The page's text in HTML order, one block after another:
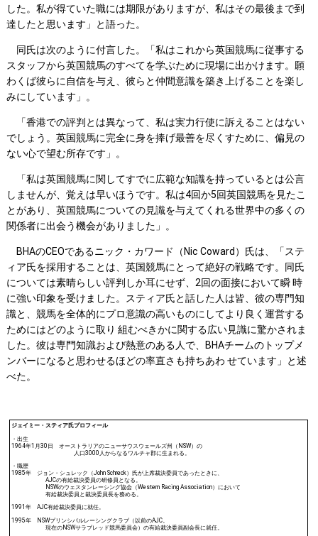
した。私が得ていた職には期限がありますが、私はその最後まで到
達したと思います」と語った。
同氏は次のように付言した。「私はこれから英国競馬に従事する
スタッフから英国競馬のすべてを学ぶために現場に出かけます。願
わくば彼らに自信を与え、彼らと仲間意識を築き上げることを楽し
みにしています」。
「香港での評判とは異なって、私は実力行使に訴えることはない
でしょう。英国競馬に完全に身を捧げ最善を尽くすために、偏見の
ない心で望む所存です」。
「私は英国競馬に関してすでに広範な知識を持っているとは公言
しませんが、覚えは早いほうです。私は4回か5回英国競馬を見たこ
とがあり、英国競馬についての見識を与えてくれる世界中の多くの
関係者に出会う機会がありました」。
BHAのCEOであるニック・カワード（Nic Coward）氏は、「ステ
ィア氏を採用することは、英国競馬にとって絶好の戦略です。同氏
については素晴らしい評判しか耳にせず、2回の面接において瞬 時
に強い印象を受けました。スティア氏と話した人は皆、彼の専門知
識と、競馬を全体的にプロ意識の高いものにしてより良く運営する
ためにはどのように取り 組むべきかに関する広い見識に驚かされま
した。彼は専門知識および熱意のある人で、BHAチームのトップメ
ンバーになると思わせるほどの率直さも持ちあわ せています」と述
べた。
ジェイミー・スティア氏プロフィール
・出生
1964年1月30日 オーストラリアのニューサウスウェールズ州（NSW）の
人口3000人からなるワルチャ郡に生まれる。
・職歴
1985年 ジョン・シュレック（John Schreck）氏が上席裁決委員であったときに、
AJCの有給裁決委員の研修員となる。
NSWのウェスタンレーシング協会（Western Racing Association）において
有給裁決委員と裁決委員長を務める。
1991年 AJC有給裁決委員に就任。
1995年 NSWプリンシパルレーシングクラブ（以前のAJC。
現在のNSWサラブレッド競馬委員会）の有給裁決委員副会長に就任。